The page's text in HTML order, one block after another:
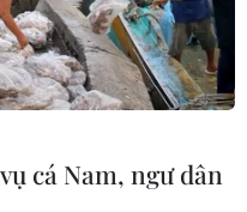
cá Nam, ngư dân